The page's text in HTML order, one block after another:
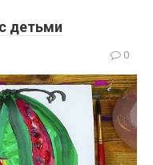
детьми
0